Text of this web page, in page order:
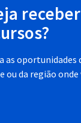
as oportunidades
ou da região onde